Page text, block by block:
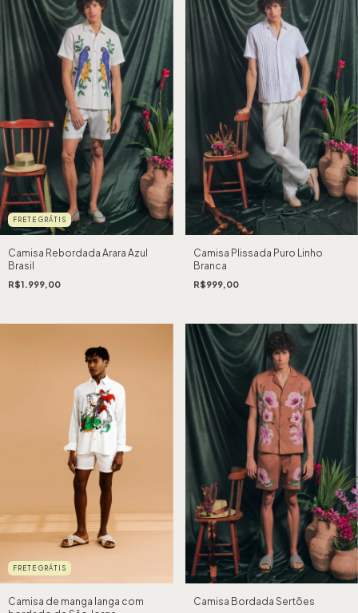
FRETE GRÁTIS
Camisa Rebordada Arara Azul
Brasil
R$1.999,00
Camisa Plissada Puro Linho
Branca
R$999,00
FRETE GRÁTIS
Camisa de manga langa com
Camisa Bordada Sertões